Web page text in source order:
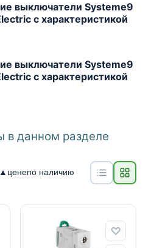
выключатели Systeme9
с характеристикой
выключатели Systeme9
с характеристикой
в данном разделе
ценепо наличию